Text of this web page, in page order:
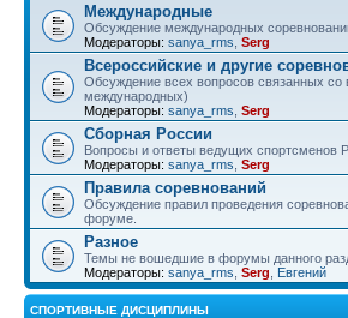
Международные
Обсуждение международных
Модераторы: sanya_rms Serg
Всероссийские и другие
Обсуждение всех вопросов связанных
международных)
Модераторы: sanya_rms Serg
Сборная России
Вопросы и ответы ведущих спортсменов
Модераторы: sanya_rms Serg
Правила соревнований
Обсуждение правил проведения
форуме.
Разное
Темы не вошедшие в форумы данного
Модераторы: sanya_rms Serg Евгений
СПОРТИВНЫЕ ДИСЦИПЛИНЫ